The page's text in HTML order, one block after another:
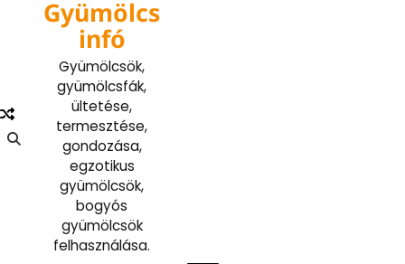
Gyümölcs
infó
Gyümölcsök,
gyümölcsfák,
ültetése,
termesztése,
gondozása,
egzotikus
gyümölcsök,
bogyós
gyümölcsök
felhasználása.